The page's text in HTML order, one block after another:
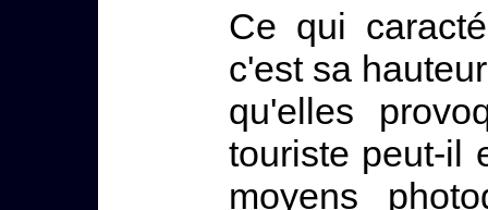
Ce qui
c'est sa
qu'elles
touriste peut-il
moyens